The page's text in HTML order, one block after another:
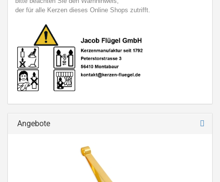
der für alle Kerzen dieses Online Shops zutrifft.
Angebote